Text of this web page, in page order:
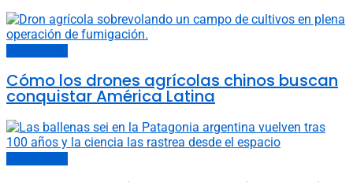
Cómo los drones agrícolas chinos buscan
conquistar América Latina